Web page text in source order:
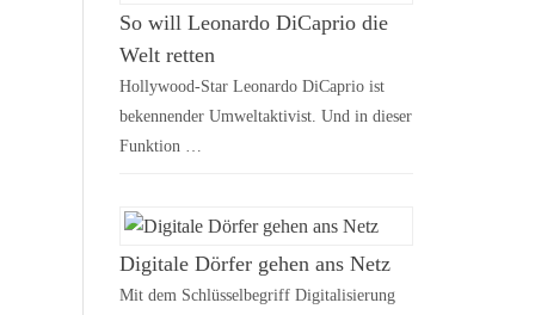
So will Leonardo DiCaprio die
Welt retten
Hollywood-Star Leonardo DiCaprio ist
bekennender Umweltaktivist. Und in dieser
Funktion …
Digitale Dörfer gehen ans Netz
Mit dem Schlüsselbegriff Digitalisierung